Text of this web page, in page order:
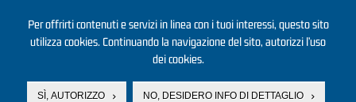
Per offrirti contenuti e servizi in linea con i tuoi interessi, questo sito
utilizza cookies. Continuando la navigazione del sito, autorizzi l’uso
dei cookies.
SÌ, AUTORIZZO NO, DESIDERO INFO DI DETTAGLIO